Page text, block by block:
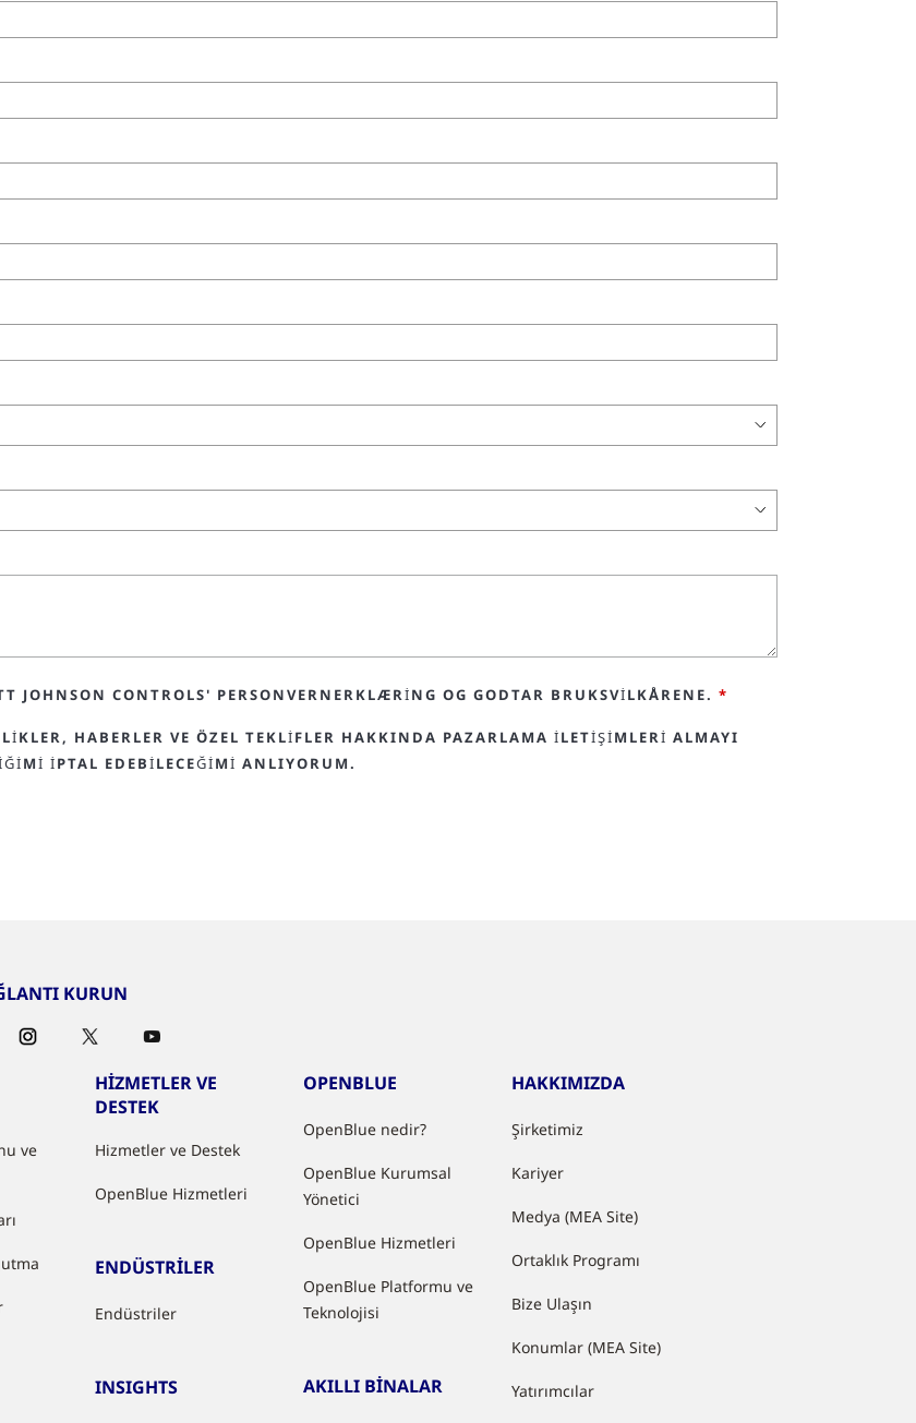
JOHNSON CONTROLS' PERSONVERNERKLÆRING OG GODTAR BRUKSVILKÅRENE. *
HABERLER VE ÖZEL TEKLIFLER HAKKINDA PAZARLAMA ILETIŞIMLERI ALMAYI
IPTAL EDEBILECEĞIMI ANLIYORUM.
KURUN
ve
HİZMETLER VE
DESTEK
Hizmetler ve Destek
OpenBlue Hizmetleri
ENDÜSTRİLER
Endüstriler
INSIGHTS
OPENBLUE
OpenBlue nedir?
OpenBlue Kurumsal
Yönetici
OpenBlue Hizmetleri
OpenBlue Platformu ve
Teknolojisi
AKILLI BİNALAR
HAKKIMIZDA
Şirketimiz
Kariyer
Medya (MEA Site)
Ortaklık Programı
Bize Ulaşın
Konumlar (MEA Site)
Yatırımcılar